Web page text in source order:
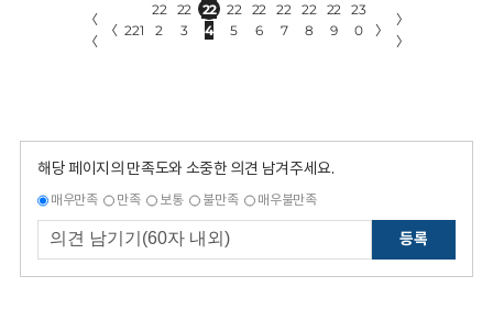
〈
〈
〈 221
22
2
22
3
22
4
22
5
22
6
22
7
22
8
22
9
23
0
〉
〉
〉
해당 페이지의 만족도와 소중한 의견 남겨주세요.
매우만족 만족 보통 불만족 매우불만족
등록